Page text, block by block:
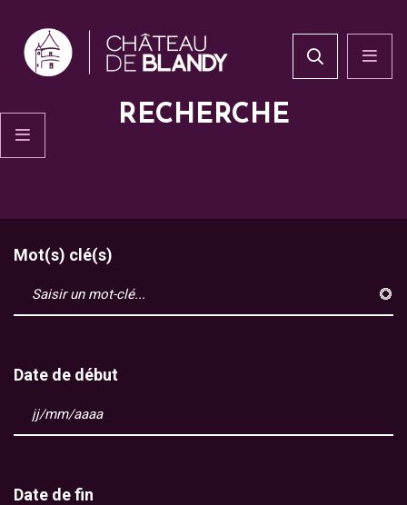
RECHERCHE
Mot(s) clé(s)
Date de début
Date de fin